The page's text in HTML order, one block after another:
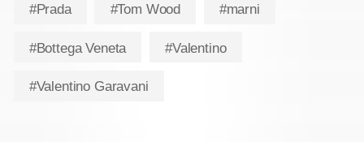
#Prada #Tom Wood #marni
#Bottega Veneta #Valentino
#Valentino Garavani